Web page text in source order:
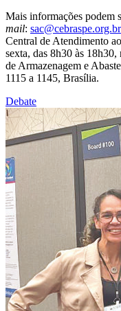
Mais informações podem
mail: sac@cebraspe.org.br
Central de Atendimento
sexta, das 8h30 às 18h30,
de Armazenagem e
1115 a 1145, Brasília.
Debate